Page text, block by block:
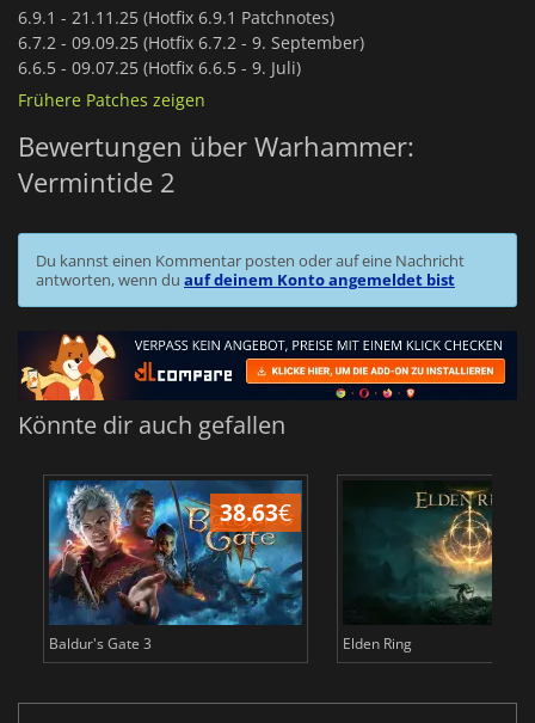
6.9.1 - 21.11.25 (Hotfix 6.9.1 Patchnotes)
6.7.2 - 09.09.25 (Hotfix 6.7.2 - 9. September)
6.6.5 - 09.07.25 (Hotfix 6.6.5 - 9. Juli)
Frühere Patches zeigen
Bewertungen über Warhammer:
Vermintide 2
Du kannst einen Kommentar posten oder auf eine Nachricht
antworten, wenn du auf deinem Konto angemeldet bist
Könnte dir auch gefallen
38.63€
Baldur's Gate 3 Elden Ring